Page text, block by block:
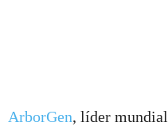
ArborGen, líder